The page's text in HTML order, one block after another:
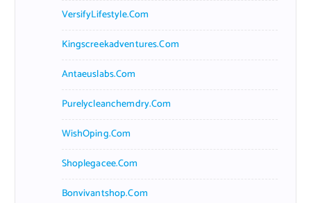
VersifyLifestyle.com
Kingscreekadventures.com
Antaeuslabs.com
Purelycleanchemdry.com
WishOping.com
Shoplegacee.com
Bonvivantshop.com